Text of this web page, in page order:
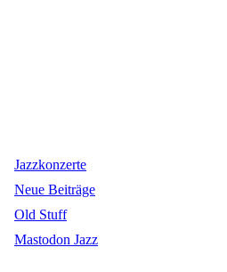
Jazzkonzerte
Neue Beiträge
Old Stuff
Mastodon Jazz